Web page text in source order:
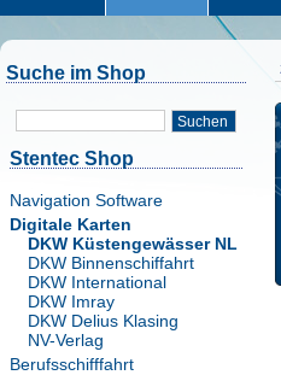
Suche im Shop
Suchen
Stentec Shop
Navigation Software
Digitale Karten
DKW Küstengewässer NL
DKW Binnenschiffahrt
DKW International
DKW Imray
DKW Delius Klasing
NV-Verlag
Berufsschifffahrt